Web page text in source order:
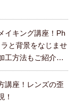
イキング講座！Ph
と背景をなじませ
工方法もご紹介し
講座！レンズの歪
！